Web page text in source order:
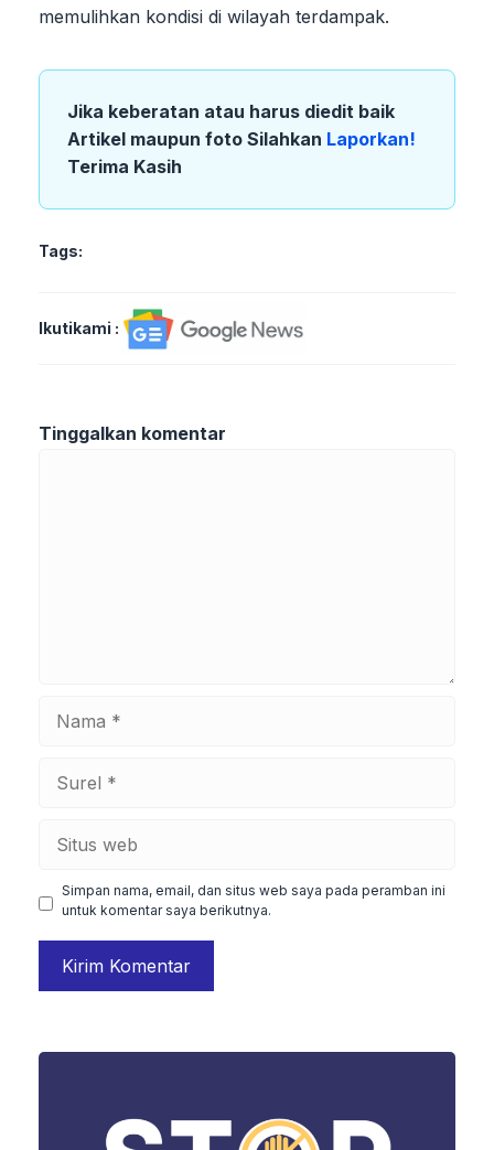
memulihkan kondisi di wilayah terdampak.
Jika keberatan atau harus diedit baik
Artikel maupun foto Silahkan Laporkan!
Terima Kasih
Tags:
Ikutikami :
Tinggalkan komentar
Simpan nama, email, dan situs web saya pada peramban ini
untuk komentar saya berikutnya.